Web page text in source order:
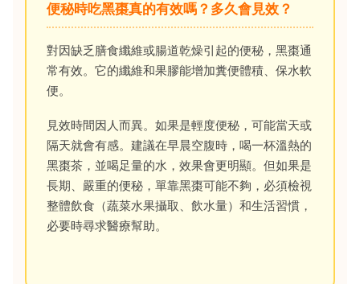
便秘時吃黑棗真的有效嗎？多久會見效？
對因缺乏膳食纖維或腸道乾燥引起的便秘，黑棗通
常有效。它的纖維和果膠能增加糞便體積、保水軟
便。
見效時間因人而異。如果是輕度便秘，可能當天或
隔天就會有感。建議在早晨空腹時，喝一杯溫熱的
黑棗茶，並喝足量的水，效果會更明顯。但如果是
長期、嚴重的便秘，單靠黑棗可能不夠，必須檢視
整體飲食（蔬菜水果攝取、飲水量）和生活習慣，
必要時尋求醫療幫助。